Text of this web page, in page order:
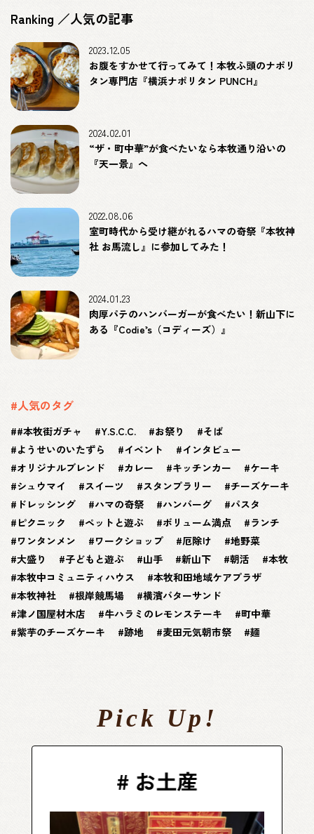
Ranking ／人気の記事
お腹をすかせて行ってみて！本牧ふ頭のナポリ
タン専門店『横浜ナポリタン PUNCH』
2023.12.05
“ザ・町中華”が食べたいなら本牧通り沿いの
『天一景』へ
2024.02.01
室町時代から受け継がれるハマの奇祭『本牧神
社 お馬流し』に参加してみた！
2022.08.06
肉厚パテのハンバーガーが食べたい！新山下に
ある『Codie’s（コディーズ）』
2024.01.23
#人気のタグ
#本牧街ガチャ Y.S.C.C. お祭り
そば
ようせいのいたずら
イベント
インタビュー
オリジナルブレンド
カレー キッチンカー
ケーキ
シュウマイ
スイーツ スタンプラリー
チーズケーキ
ドレッシング
ハマの奇祭 ハンバーグ
パスタ
ピクニック
ペットと遊ぶ ボリューム満点
ランチ
ワンタンメン
ワークショップ 厄除け
地野菜
大盛り
子どもと遊ぶ 山手 新山下 朝活
本牧
本牧中コミュニティハウス
本牧和田地域ケアプラザ
本牧神社
根岸競馬場
横濱バターサンド
津ノ国屋材木店
牛ハラミのレモンステーキ
町中華
紫芋のチーズケーキ
跡地 麦田元気朝市祭 麺
Pick Up!
# お土産